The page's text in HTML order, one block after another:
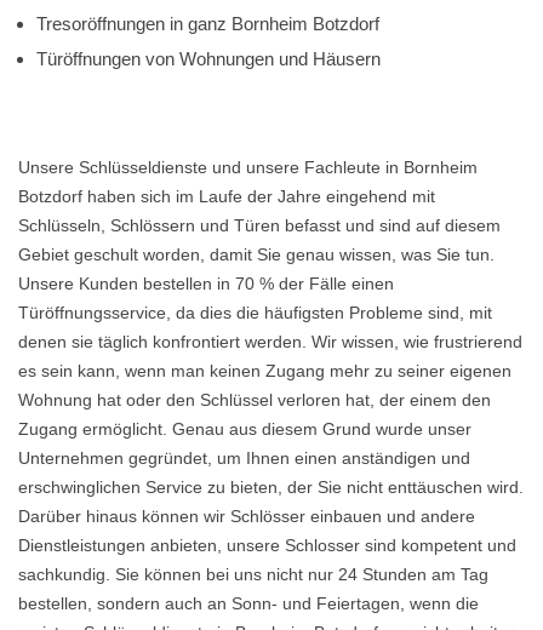
Tresoröffnungen in ganz Bornheim Botzdorf
Türöffnungen von Wohnungen und Häusern
Unsere Schlüsseldienste und unsere Fachleute in Bornheim
Botzdorf haben sich im Laufe der Jahre eingehend mit
Schlüsseln, Schlössern und Türen befasst und sind auf diesem
Gebiet geschult worden, damit Sie genau wissen, was Sie tun.
Unsere Kunden bestellen in 70 % der Fälle einen
Türöffnungsservice, da dies die häufigsten Probleme sind, mit
denen sie täglich konfrontiert werden. Wir wissen, wie frustrierend
es sein kann, wenn man keinen Zugang mehr zu seiner eigenen
Wohnung hat oder den Schlüssel verloren hat, der einem den
Zugang ermöglicht. Genau aus diesem Grund wurde unser
Unternehmen gegründet, um Ihnen einen anständigen und
erschwinglichen Service zu bieten, der Sie nicht enttäuschen wird.
Darüber hinaus können wir Schlösser einbauen und andere
Dienstleistungen anbieten, unsere Schlosser sind kompetent und
sachkundig. Sie können bei uns nicht nur 24 Stunden am Tag
bestellen, sondern auch an Sonn- und Feiertagen, wenn die